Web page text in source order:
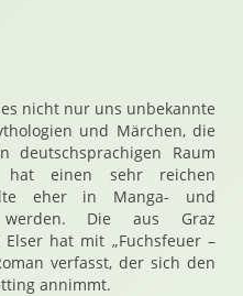
nicht nur uns unbekannte
und Märchen, die
Raum
hat einen sehr reichen
eher in Manga- und
werden. Die aus Graz
hat mit „Fuchsfeuer –
verfasst, der sich den
annimmt.